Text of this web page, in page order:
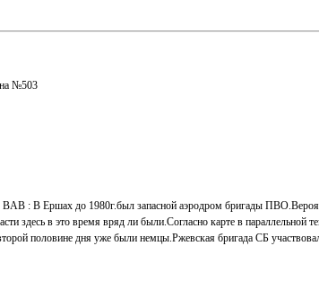
№503
BAB : В Ершах до 1980г.был запасной аэродром бригады
в это время вряд ли были.Согласно карте в параллельной
половине дня уже были немцы.Ржевская бригада СБ